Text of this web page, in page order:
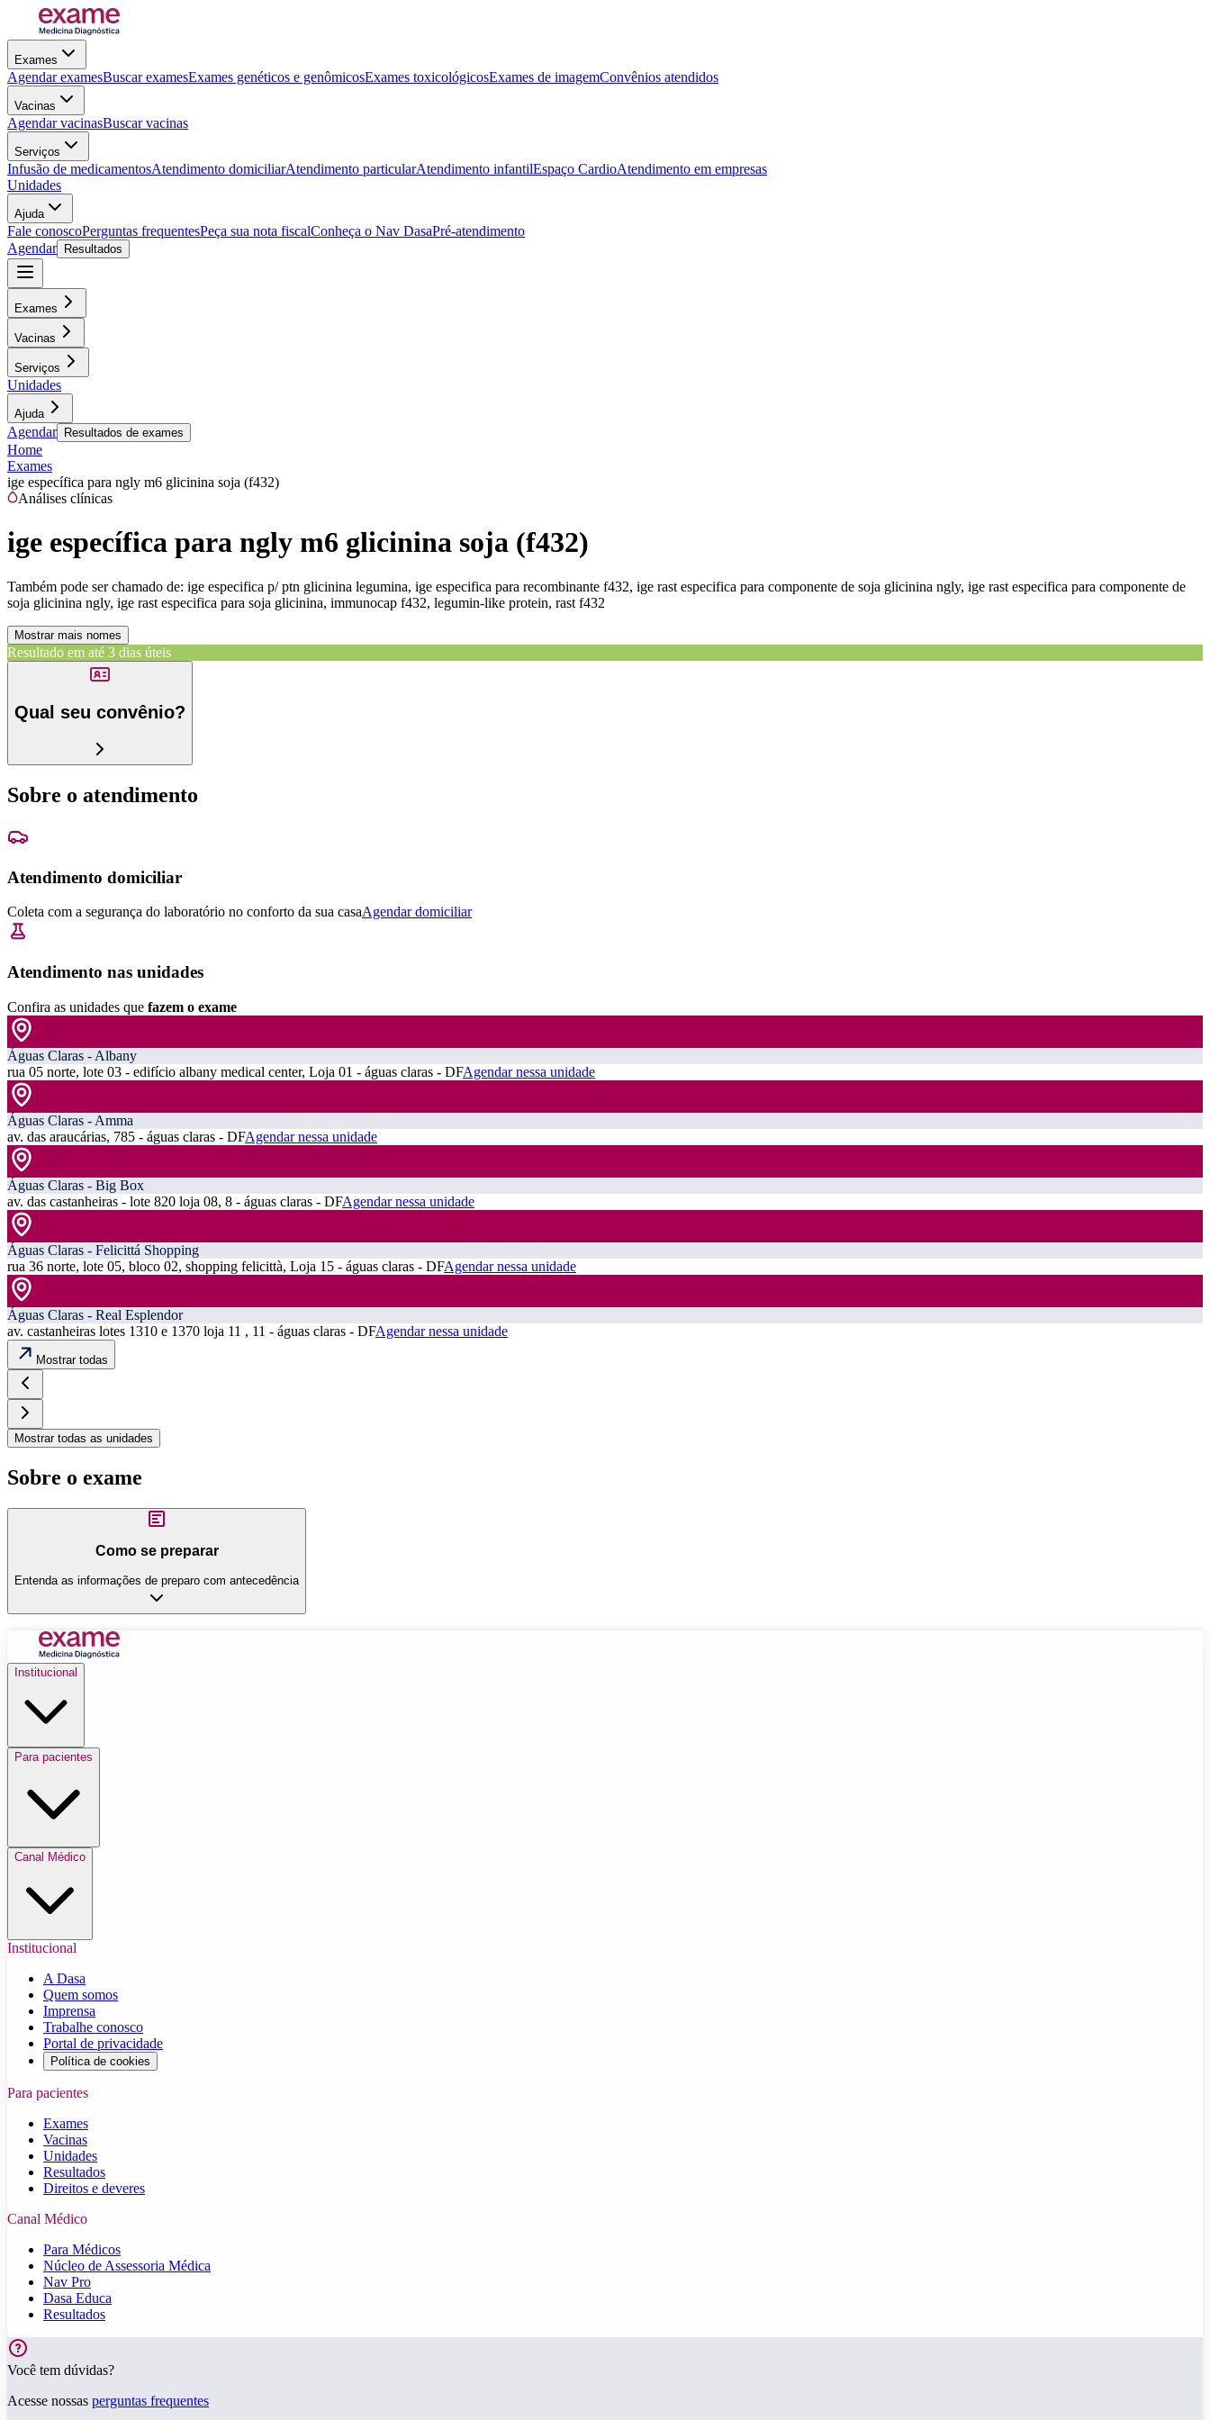
Exames
Agendar examesBuscar examesExames genéticos e genômicosExames toxicológicosExames de imagemConvênios atendidos
Vacinas
Agendar vacinasBuscar vacinas
Serviços
Infusão de medicamentosAtendimento domiciliarAtendimento particularAtendimento infantilEspaço CardioAtendimento em empresas
Unidades
Ajuda
Fale conoscoPerguntas frequentesPeça sua nota fiscalConheça o Nav DasaPré-atendimento
Agendar
Resultados
Exames
Vacinas
Serviços
Unidades
Ajuda
Agendar Resultados de exames
Home
Exames
ige específica para ngly m6 glicinina soja (f432)
Análises clínicas
ige específica para ngly m6 glicinina soja (f432)
Também pode ser chamado de: ige especifica p/ ptn glicinina legumina, ige especifica para recombinante f432, ige rast especifica para componente de soja glicinina ngly, ige rast especifica para componente de
soja glicinina ngly, ige rast especifica para soja glicinina, immunocap f432, legumin-like protein, rast f432
Mostrar mais nomes
Resultado em até 3 dias úteis
Qual seu convênio?
Sobre o atendimento
Atendimento domiciliar
Coleta com a segurança do laboratório no conforto da sua casaAgendar domiciliar
Atendimento nas unidades
Confira as unidades que fazem o exame
Águas Claras - Albany
rua 05 norte, lote 03 - edifício albany medical center, Loja 01 - águas claras - DFAgendar nessa unidade
Águas Claras - Amma
av. das araucárias, 785 - águas claras - DFAgendar nessa unidade
Águas Claras - Big Box
av. das castanheiras - lote 820 loja 08, 8 - águas claras - DFAgendar nessa unidade
Águas Claras - Felicittá Shopping
rua 36 norte, lote 05, bloco 02, shopping felicittà, Loja 15 - águas claras - DFAgendar nessa unidade
Águas Claras - Real Esplendor
av. castanheiras lotes 1310 e 1370 loja 11 , 11 - águas claras - DFAgendar nessa unidade
Mostrar todas
Mostrar todas as unidades
Sobre o exame
Como se preparar
Entenda as informações de preparo com antecedência
Institucional
Para pacientes
Canal Médico
Institucional
A Dasa
Quem somos
Imprensa
Trabalhe conosco
Portal de privacidade
Política de cookies
Para pacientes
Exames
Vacinas
Unidades
Resultados
Direitos e deveres
Canal Médico
Para Médicos
Núcleo de Assessoria Médica
Nav Pro
Dasa Educa
Resultados
Você tem dúvidas?
Acesse nossas perguntas frequentes